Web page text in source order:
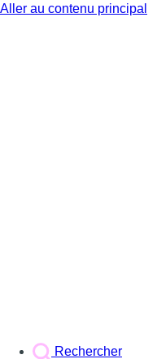
Aller au contenu principal
Rechercher